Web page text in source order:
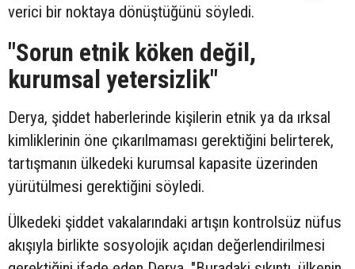
verici bir noktaya dönüştüğünü söyledi.
"Sorun etnik köken değil,
kurumsal yetersizlik"
Derya, şiddet haberlerinde kişilerin etnik ya da ırksal
kimliklerinin öne çıkarılmaması gerektiğini belirterek,
tartışmanın ülkedeki kurumsal kapasite üzerinden
yürütülmesi gerektiğini söyledi.
Ülkedeki şiddet vakalarındaki artışın kontrolsüz nüfus
akışıyla birlikte sosyolojik açıdan değerlendirilmesi